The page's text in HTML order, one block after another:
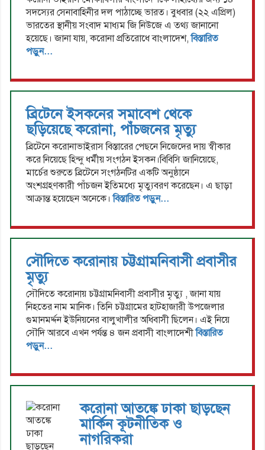
সদস্যের সেনাবাহিনীর দল পাঠাচ্ছে ভারত। বুধবার (২২ এপ্রিল)
ভারতের স্থানীয় সংবাদ মাধ্যম জি নিউজে এ তথ্য জানানো
হয়েছে। জানা যায়, করোনা প্রতিরোধে বাংলাদেশ,বিস্তারিত
পড়ুন...
ব্রিটেনে ইসকনের সমাবেশ থেকে
ছড়িয়েছে করোনা, পাঁচজনের মৃত্যু
ব্রিটেনে করোনাভাইরাস বিস্তারের পেছনে নিজেদের দায় স্বীকার
করে নিয়েছে হিন্দু ধর্মীয় সংগঠন ইসকন।বিবিসি জানিয়েছে,
মার্চের শুরুতে ব্রিটেনে সংগঠনটির একটি অনুষ্ঠানে
অংশগ্রহণকারী পাঁচজন ইতিমধ্যে মৃত্যুবরণ করেছেন। এ ছাড়া
আক্রান্ত হয়েছেন অনেকে।বিস্তারিত পড়ুন...
সৌদিতে করোনায় চট্টগ্রামনিবাসী প্রবাসীর
মৃত্যু
সৌদিতে করোনায় চট্টগ্রামনিবাসী প্রবাসীর মৃত্যু , জানা যায়
নিহতের নাম মানিক। তিনি চট্টগ্রামের হাটহাজারী উপজেলার
গুমানমর্দ্দন ইউনিয়নের বালুখালীর অধিবাসী ছিলেন। এই নিয়ে
সৌদি আরবে এখন পর্যন্ত ৪ জন প্রবাসী বাংলাদেশীবিস্তারিত
পড়ুন...
করোনা আতঙ্কে ঢাকা ছাড়ছেন
মার্কিন কূটনীতিক ও
নাগরিকরা